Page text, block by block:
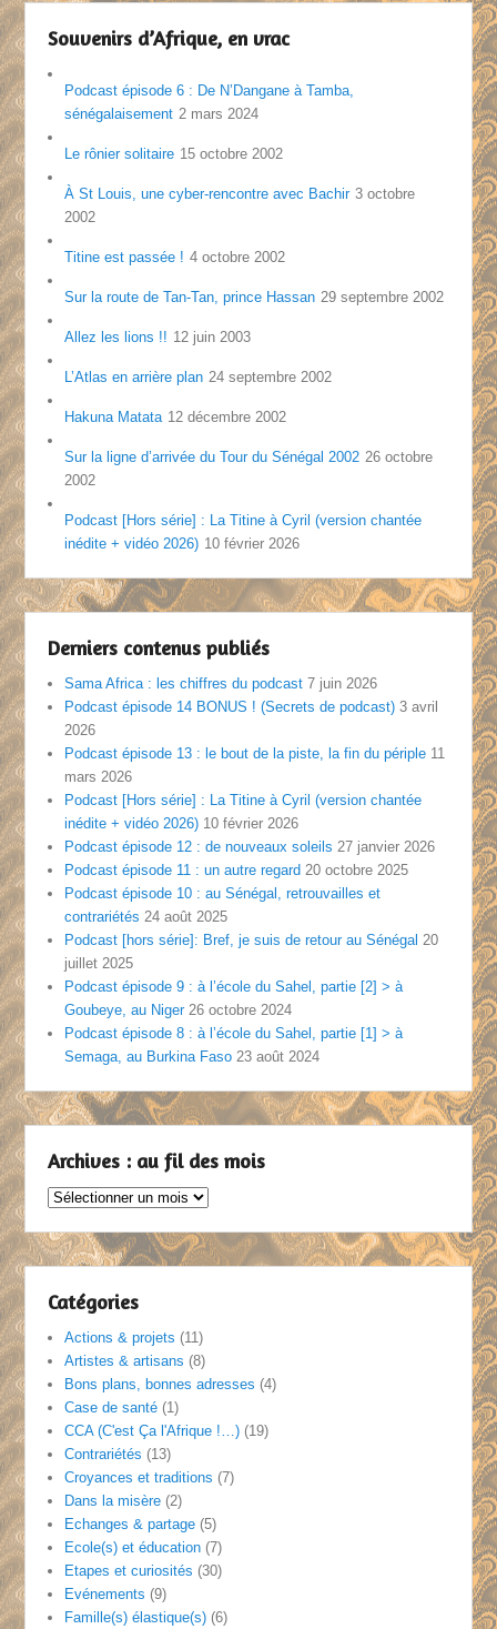
Souvenirs d’Afrique, en vrac
Podcast épisode 6 : De N’Dangane à Tamba,
sénégalaisement 2 mars 2024
Le rônier solitaire 15 octobre 2002
À St Louis, une cyber-rencontre avec Bachir 3 octobre
2002
Titine est passée ! 4 octobre 2002
Sur la route de Tan-Tan, prince Hassan 29 septembre 2002
Allez les lions !! 12 juin 2003
L’Atlas en arrière plan 24 septembre 2002
Hakuna Matata 12 décembre 2002
Sur la ligne d’arrivée du Tour du Sénégal 2002 26 octobre
2002
Podcast [Hors série] : La Titine à Cyril (version chantée
inédite + vidéo 2026) 10 février 2026
Derniers contenus publiés
Sama Africa : les chiffres du podcast 7 juin 2026
Podcast épisode 14 BONUS ! (Secrets de podcast) 3 avril
2026
Podcast épisode 13 : le bout de la piste, la fin du périple 11
mars 2026
Podcast [Hors série] : La Titine à Cyril (version chantée
inédite + vidéo 2026) 10 février 2026
Podcast épisode 12 : de nouveaux soleils 27 janvier 2026
Podcast épisode 11 : un autre regard 20 octobre 2025
Podcast épisode 10 : au Sénégal, retrouvailles et
contrariétés 24 août 2025
Podcast [hors série]: Bref, je suis de retour au Sénégal 20
juillet 2025
Podcast épisode 9 : à l’école du Sahel, partie [2] > à
Goubeye, au Niger 26 octobre 2024
Podcast épisode 8 : à l’école du Sahel, partie [1] > à
Semaga, au Burkina Faso 23 août 2024
Archives : au fil des mois
Archives
au
fil
des
Catégories
Actions & projets (11)
Artistes & artisans (8)
Bons plans, bonnes adresses (4)
Case de santé (1)
CCA (C'est Ça l'Afrique !…) (19)
Contrariétés (13)
Croyances et traditions (7)
Dans la misère (2)
Echanges & partage (5)
Ecole(s) et éducation (7)
Etapes et curiosités (30)
Evénements (9)
Famille(s) élastique(s) (6)